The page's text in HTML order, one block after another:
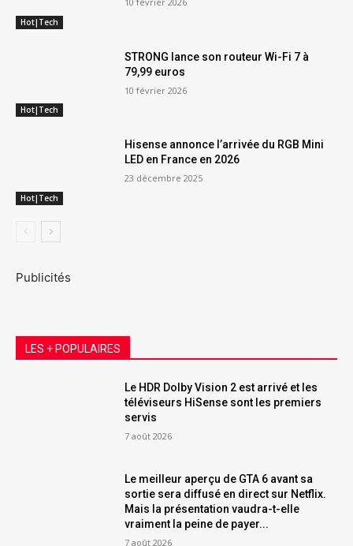
Hot|Tech
Hot|Tech
STRONG lance son routeur Wi-Fi 7 à
79,99 euros
10 février 2026
Hot|Tech
Hisense annonce l’arrivée du RGB Mini
LED en France en 2026
23 décembre 2025
Publicités
LES + POPULAIRES
Le HDR Dolby Vision 2 est arrivé et les
téléviseurs HiSense sont les premiers
servis
7 août 2026
Le meilleur aperçu de GTA 6 avant sa
sortie sera diffusé en direct sur Netflix.
Mais la présentation vaudra-t-elle
vraiment la peine de payer...
7 août 2026